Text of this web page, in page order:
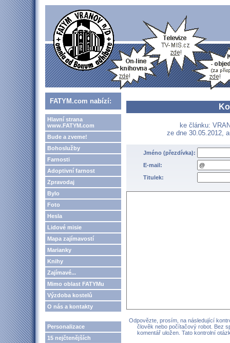
FATYM.com nabízí:
Hlavní strana
www.FATYM.com
Bude a zveme!
Bohoslužby
Farnosti
Adoptivní farnost
Zpravodaj
Bylo
Foto
Hesla
Lidové misie
Mapa zajímavostí
Marianky
Knihy
Zajímavé...
Mimo oblast FATYMu
Výzdoba kostelů
O nás a kontakty
Personalizace
15 nejčtenějších
ke článku:
ze dne 30.05.2012,
Jméno (přezdívka):
E-mail:
Titulek:
Odpovězte, prosím, na následující
člověk nebo počítačový robot. Bez
komentář uložen. Tato kontrolní